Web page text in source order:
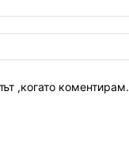
,когато коментирам.